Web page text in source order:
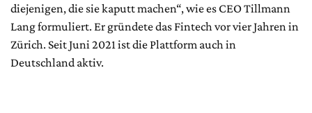
diejenigen, die sie kaputt machen“, wie es CEO Tillmann
Lang formuliert. Er gründete das Fintech vor vier Jahren in
Zürich. Seit Juni 2021 ist die Plattform auch in
Deutschland aktiv.